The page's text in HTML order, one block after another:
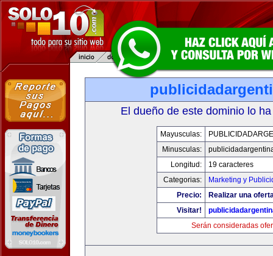
El dueño de este dominio lo
Mayusculas:
Minusculas:
Longitud:
19 caracteres
Categorias:
Marketing y
Precio:
Realizar una
Visitar!
Serán consideradas